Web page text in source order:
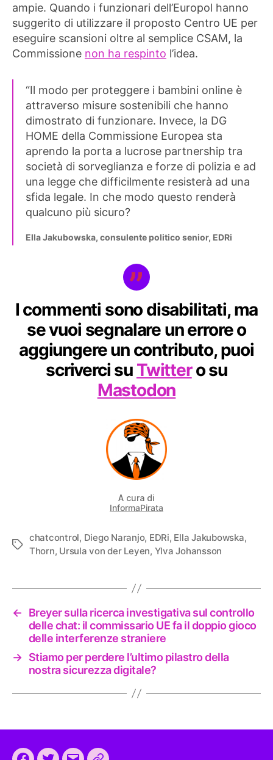
ampie. Quando i funzionari dell’Europol hanno
suggerito di utilizzare il proposto Centro UE per
eseguire scansioni oltre al semplice CSAM, la
Commissione non ha respinto l’idea.
“Il modo per proteggere i bambini online è
attraverso misure sostenibili che hanno
dimostrato di funzionare. Invece, la DG
HOME della Commissione Europea sta
aprendo la porta a lucrose partnership tra
società di sorveglianza e forze di polizia e ad
una legge che difficilmente resisterà ad una
sfida legale. In che modo questo renderà
qualcuno più sicuro?
Ella Jakubowska, consulente politico senior, EDRi
I commenti sono disabilitati, ma
se vuoi segnalare un errore o
aggiungere un contributo, puoi
scriverci su Twittero su
Mastodon
A cura di
InformaPirata
Tag
chatcontrol, Diego Naranjo, EDRi, Ella Jakubowska,
Thorn, Ursula von der Leyen, Ylva Johansson
←
Breyer sulla ricerca investigativa sul controllo
delle chat: il commissario UE fa il doppio gioco
delle interferenze straniere
→ Stiamo per perdere l’ultimo pilastro della
nostra sicurezza digitale?